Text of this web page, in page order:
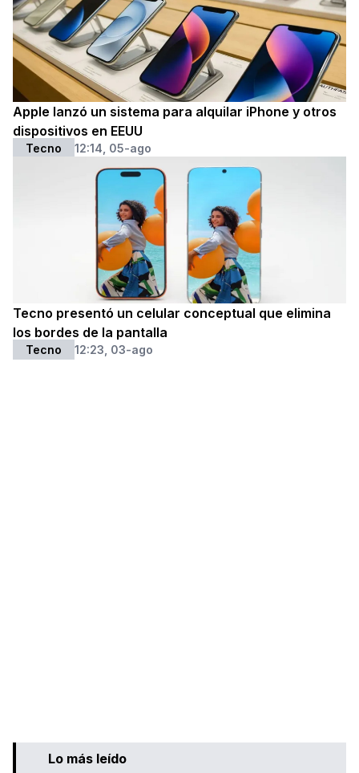
Apple lanzó un sistema para alquilar iPhone y otros
dispositivos en EEUU
Tecno 12:14, 05-ago
Tecno presentó un celular conceptual que elimina
los bordes de la pantalla
Tecno 12:23, 03-ago
Lo más leído